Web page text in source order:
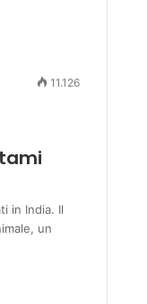
11.126
in India. Il
un